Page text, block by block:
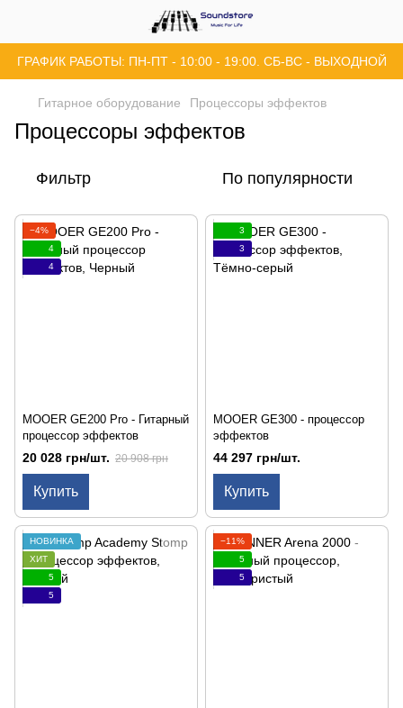
ГРАФИК РАБОТЫ: ПН-ПТ - 10:00 - 19:00. СБ-ВС - ВЫХОДНОЙ
Гитарное оборудование Процессоры эффектов
Процессоры эффектов
Фильтр По популярности
−4%
4
4
MOOER GE200 Pro - Гитарный
процессор эффектов
20 028 грн/шт. 20 908 грн
Купить
3
3
MOOER GE300 - процессор
эффектов
44 297 грн/шт.
Купить
НОВИНКА
ХИТ
5
5
−11%
5
5